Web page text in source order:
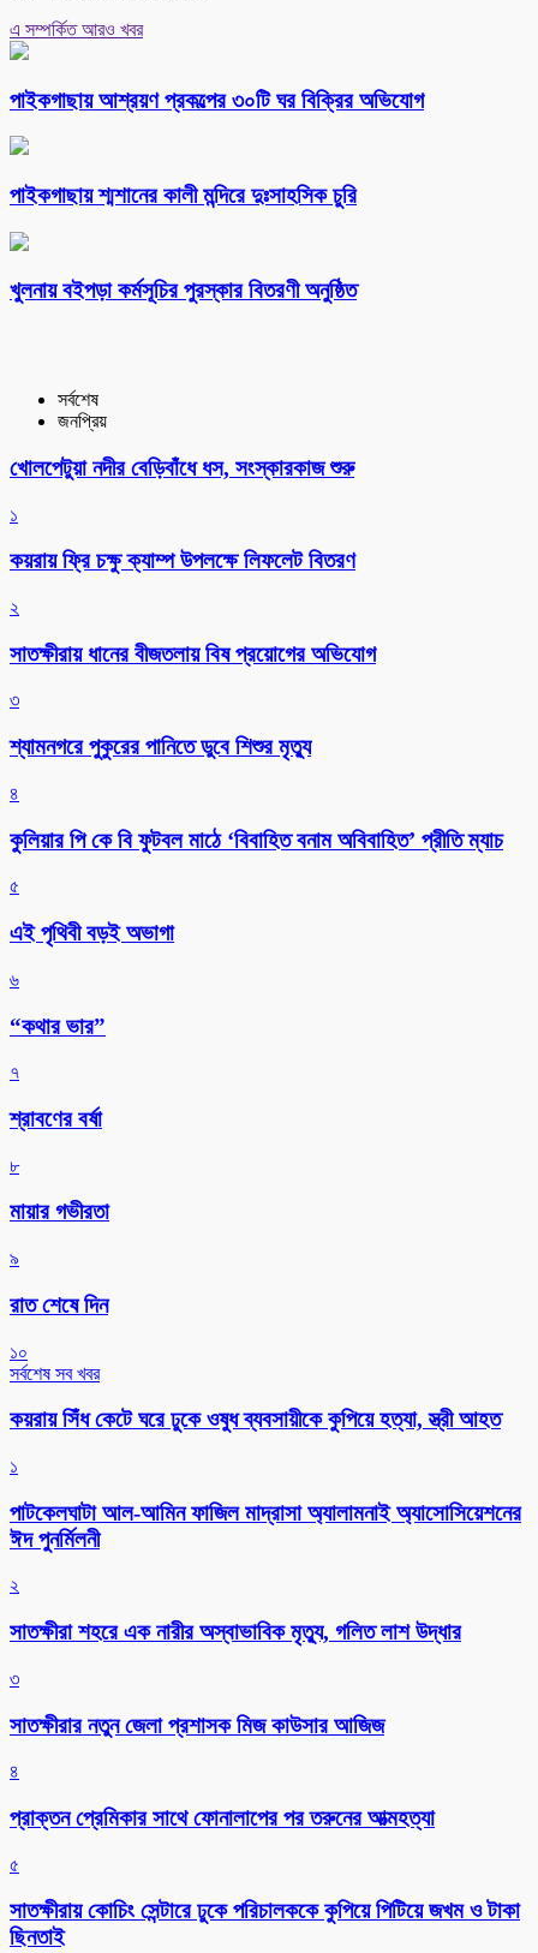
এ সম্পর্কিত আরও খবর
পাইকগাছায় আশ্রয়ণ প্রকল্পের ৩০টি ঘর বিক্রির অভিযোগ
পাইকগাছায় শ্মশানের কালী মন্দিরে দুঃসাহসিক চুরি
খুলনায় বইপড়া কর্মসূচির পুরস্কার বিতরণী অনুষ্ঠিত
সর্বশেষ
জনপ্রিয়
খোলপেটুয়া নদীর বেড়িবাঁধে ধস, সংস্কারকাজ শুরু
১
কয়রায় ফ্রি চক্ষু ক্যাম্প উপলক্ষে লিফলেট বিতরণ
২
সাতক্ষীরায় ধানের বীজতলায় বিষ প্রয়োগের অভিযোগ
৩
শ্যামনগরে পুকুরের পানিতে ডুবে শিশুর মৃত্যু
৪
কুলিয়ার পি কে বি ফুটবল মাঠে ‘বিবাহিত বনাম অবিবাহিত’ প্রীতি ম্যাচ
৫
এই পৃথিবী বড়ই অভাগা
৬
“কথার ভার”
৭
শ্রাবণের বর্ষা
৮
মায়ার গভীরতা
৯
রাত শেষে দিন
১০
সর্বশেষ সব খবর
কয়রায় সিঁধ কেটে ঘরে ঢুকে ওষুধ ব্যবসায়ীকে কুপিয়ে হত্যা, স্ত্রী আহত
১
পাটকেলঘাটা আল-আমিন ফাজিল মাদ্রাসা অ্যালামনাই অ্যাসোসিয়েশনের
ঈদ পুনর্মিলনী
২
সাতক্ষীরা শহরে এক নারীর অস্বাভাবিক মৃত্যু, গলিত লাশ উদ্ধার
৩
সাতক্ষীরার নতুন জেলা প্রশাসক মিজ কাউসার আজিজ
৪
প্রাক্তন প্রেমিকার সাথে ফোনালাপের পর তরুনের আত্মহত্যা
৫
সাতক্ষীরায় কোচিং সেন্টারে ঢুকে পরিচালককে কুপিয়ে পিটিয়ে জখম ও টাকা
ছিনতাই